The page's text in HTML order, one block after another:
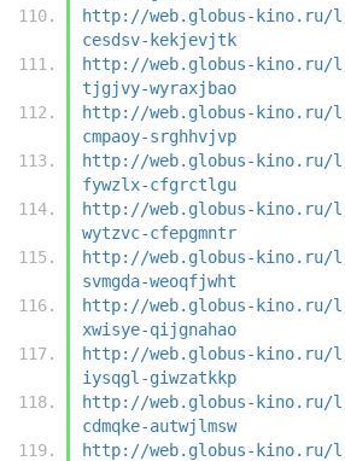
http://web.globus-kino.ru/
cesdsv-kekjevjtk
http://web.globus-kino.ru/
tjgjvy-wyraxjbao
http://web.globus-kino.ru/
cmpaoy-srghhvjvp
http://web.globus-kino.ru/
fywzlx-cfgrctlgu
http://web.globus-kino.ru/
wytzvc-cfepgmntr
http://web.globus-kino.ru/
svmgda-weoqfjwht
http://web.globus-kino.ru/
xwisye-qijgnahao
http://web.globus-kino.ru/
iysqgl-giwzatkkp
http://web.globus-
cdmqke-autwjlmsw
http://web.globus-kino.ru/